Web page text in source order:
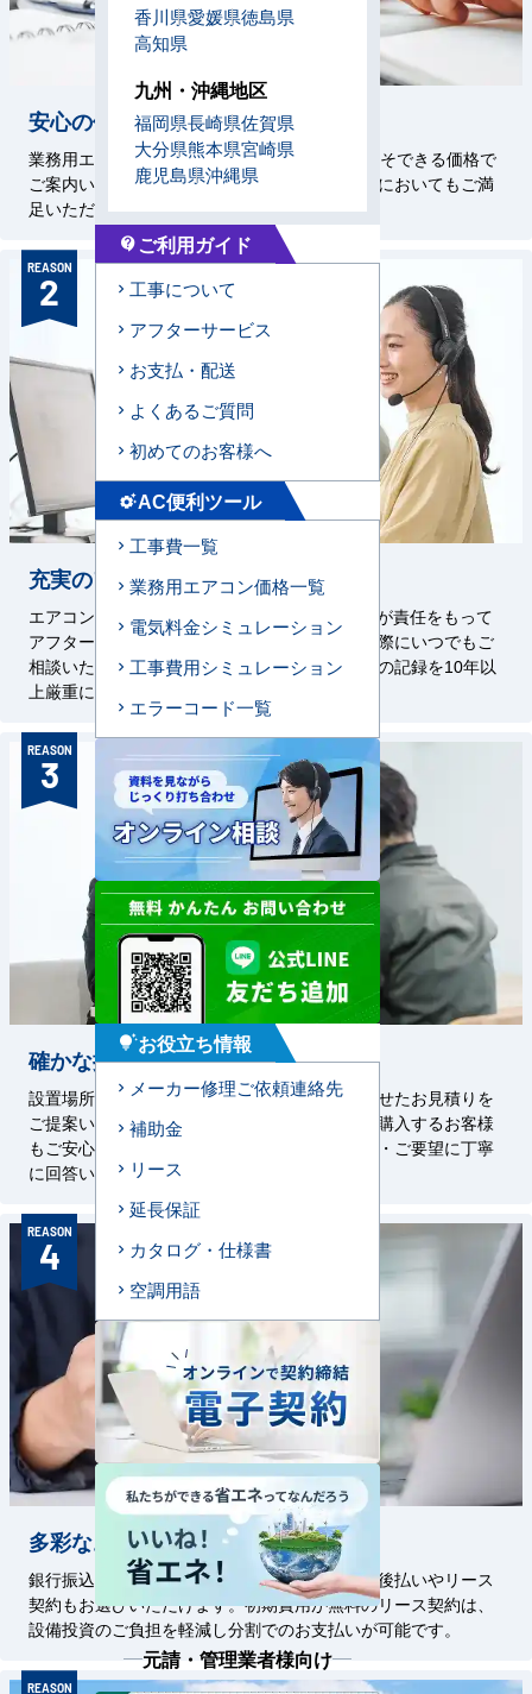
安心の価格設定
業務用エアコン専門店を58年続けているからこそできる価格で
ご案内いたします。施工技術はもちろん、価格においてもご満
足いただけるサービスをお約束いたします。
REASON
2
充実のアフターサービス
エアコンセンターAC、メーカー、直工店の3者が責任をもって
アフターサービスを対応いたします。お困りの際にいつでもご
相談いただけるよう、設置した機器・工事状況の記録を10年以
上厳重に保管しております。
REASON
3
確かな提案力
設置場所に合わせた工事方法や、ご予算に合わせたお見積りを
ご提案いたします。初めて業務用エアコンをご購入するお客様
もご安心ください。経験豊富な担当者がご質問・ご要望に丁寧
に回答いたします。
REASON
4
多彩なお支払い方法
銀行振込、クレジットカード払いはもちろん、後払いやリース
契約もお選びいただけます。初期費用が無料のリース契約は、
設備投資のご負担を軽減し分割でのお支払いが可能です。
REASON
香川県愛媛県徳島県
高知県
九州・沖縄地区
福岡県長崎県佐賀県
大分県熊本県宮崎県
鹿児島県沖縄県
contact_support ご利用ガイド
工事について
アフターサービス
お支払・配送
よくあるご質問
初めてのお客様へ
settings_suggestAC便利ツール
工事費一覧
業務用エアコン価格一覧
電気料金シミュレーション
工事費用シミュレーション
エラーコード一覧
tips_and_updatesお役立ち情報
メーカー修理ご依頼連絡先
補助金
リース
延長保証
カタログ・仕様書
空調用語
元請・管理業者様向け